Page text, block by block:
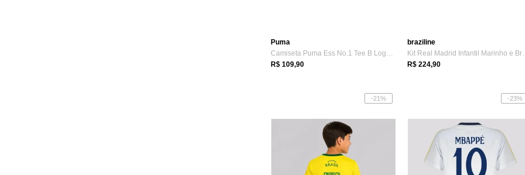
Puma
Camiseta Puma Ess No.1 Tee B Logo Juvenil Verde
R$ 109,90
braziline
Kit Real
R$ 224,90
-21% -23%